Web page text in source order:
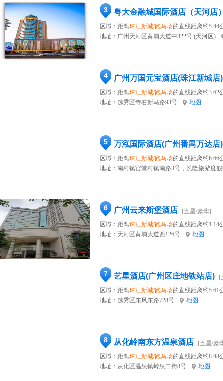
3 粤大金融城国际酒店（天河店
区域：距离珠江新城/跑马场的直线距离约5.44
地址： 广州天河区黄埔大道中322号 (天河区)
4 广州万国元宝酒店(珠江新城店)
区域：距离珠江新城/跑马场的直线距离约3.62
地址： 越秀区寺右新马路93号 地图
5 万泓国际酒店(广州番禺万达店)
区域：距离珠江新城/跑马场的直线距离约6.66
地址： 南村镇官堂村镇南路3号，长隆旅游度
6 广州云来斯堡酒店
[五星/豪华]
区域：距离珠江新城/跑马场的直线距离约1.14
地址： 天河区黄埔大道西126号 地图
7 艺星酒店(广州区庄地铁站店)
[
区域：距离珠江新城/跑马场的直线距离约5.61
地址： 越秀区东风东路728号 地图
8 从化岭南东方温泉酒店
[五星/豪
区域：距离珠江新城/跑马场的直线距离约8.48
地址： 从化区温泉镇岭泉二街8号 地图